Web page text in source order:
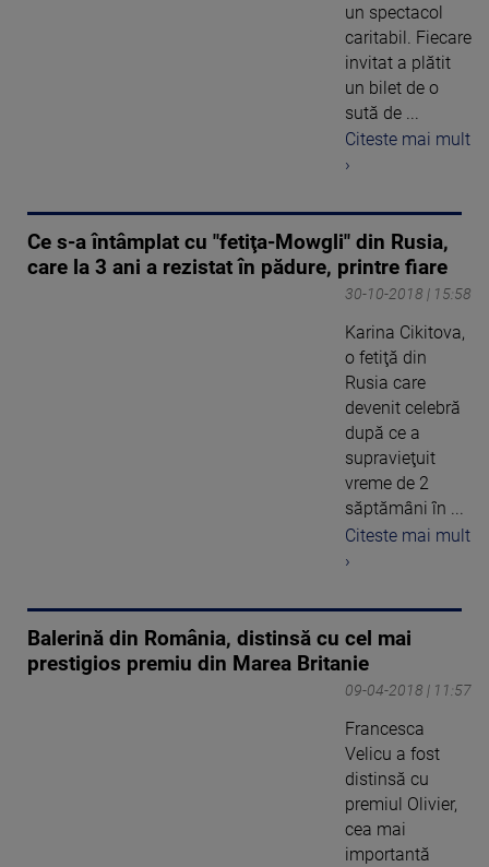
un spectacol
caritabil. Fiecare
invitat a plătit
un bilet de o
sută de ...
Citeste mai mult
›
Ce s-a întâmplat cu "fetiţa-Mowgli" din Rusia,
care la 3 ani a rezistat în pădure, printre fiare
30-10-2018 | 15:58
Karina Cikitova,
o fetiţă din
Rusia care
devenit celebră
după ce a
supravieţuit
vreme de 2
săptămâni în ...
Citeste mai mult
›
Balerină din România, distinsă cu cel mai
prestigios premiu din Marea Britanie
09-04-2018 | 11:57
Francesca
Velicu a fost
distinsă cu
premiul Olivier,
cea mai
importantă